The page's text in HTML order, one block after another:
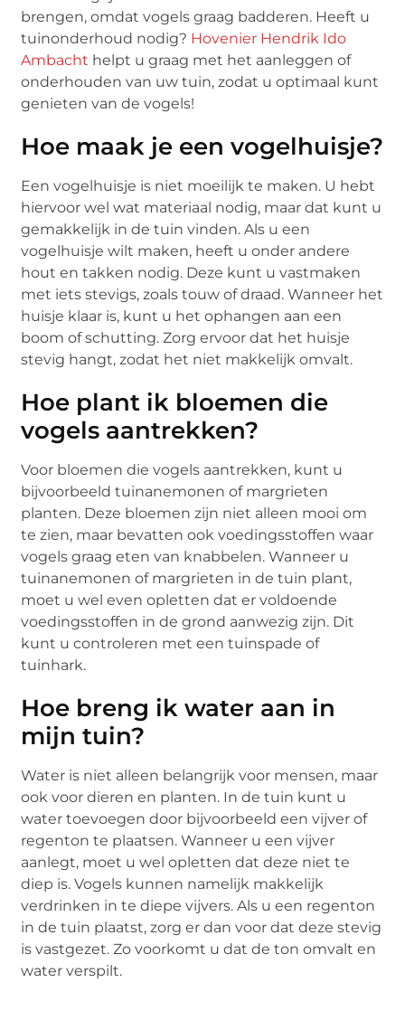
brengen, omdat vogels graag badderen. Heeft u
tuinonderhoud nodig? Hovenier Hendrik Ido
Ambacht helpt u graag met het aanleggen of
onderhouden van uw tuin, zodat u optimaal kunt
genieten van de vogels!
Hoe maak je een vogelhuisje?
Een vogelhuisje is niet moeilijk te maken. U hebt
hiervoor wel wat materiaal nodig, maar dat kunt u
gemakkelijk in de tuin vinden. Als u een
vogelhuisje wilt maken, heeft u onder andere
hout en takken nodig. Deze kunt u vastmaken
met iets stevigs, zoals touw of draad. Wanneer het
huisje klaar is, kunt u het ophangen aan een
boom of schutting. Zorg ervoor dat het huisje
stevig hangt, zodat het niet makkelijk omvalt.
Hoe plant ik bloemen die
vogels aantrekken?
Voor bloemen die vogels aantrekken, kunt u
bijvoorbeeld tuinanemonen of margrieten
planten. Deze bloemen zijn niet alleen mooi om
te zien, maar bevatten ook voedingsstoffen waar
vogels graag eten van knabbelen. Wanneer u
tuinanemonen of margrieten in de tuin plant,
moet u wel even opletten dat er voldoende
voedingsstoffen in de grond aanwezig zijn. Dit
kunt u controleren met een tuinspade of
tuinhark.
Hoe breng ik water aan in
mijn tuin?
Water is niet alleen belangrijk voor mensen, maar
ook voor dieren en planten. In de tuin kunt u
water toevoegen door bijvoorbeeld een vijver of
regenton te plaatsen. Wanneer u een vijver
aanlegt, moet u wel opletten dat deze niet te
diep is. Vogels kunnen namelijk makkelijk
verdrinken in te diepe vijvers. Als u een regenton
in de tuin plaatst, zorg er dan voor dat deze stevig
is vastgezet. Zo voorkomt u dat de ton omvalt en
water verspilt.